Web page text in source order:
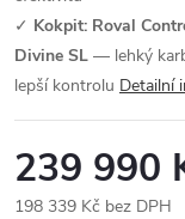
✓ Kokpit: Roval
Divine SL — lehký
lepší kontrolu Detailní
239 990
198 339 Kč bez DPH